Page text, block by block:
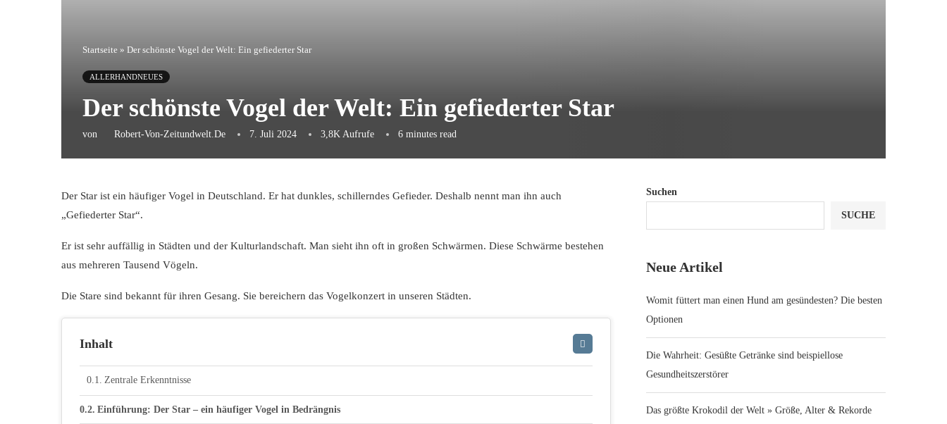
Startseite » Der schönste Vogel der Welt: Ein gefiederter Star
ALLERHANDNEUES
Der schönste Vogel der Welt: Ein gefiederter Star
von Robert-Von-Zeitundwelt.de 7. Juli 2024 3,8K Aufrufe 6 minutes read
Der Star ist ein häufiger Vogel in Deutschland. Er hat dunkles, schillerndes Gefieder. Deshalb nennt man ihn auch
„Gefiederter Star“.
Er ist sehr auffällig in Städten und der Kulturlandschaft. Man sieht ihn oft in großen Schwärmen. Diese Schwärme bestehen
aus mehreren Tausend Vögeln.
Die Stare sind bekannt für ihren Gesang. Sie bereichern das Vogelkonzert in unseren Städten.
Inhalt
Zentrale Erkenntnisse
Einführung: Der Star – ein häufiger Vogel in Bedrängnis
Suchen
SUCHE
Neue Artikel
Womit füttert man einen Hund am gesündesten? Die besten
Optionen
Die Wahrheit: Gesüßte Getränke sind beispiellose
Gesundheitszerstörer
Das größte Krokodil der Welt » Größe, Alter & Rekorde